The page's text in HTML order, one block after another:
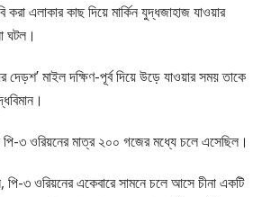
করা এলাকার কাছ দিয়ে মার্কিন যুদ্ধজাহাজ যাওয়ার
ঘটল।
দেড়শ’ মাইল দক্ষিণ-পূর্ব দিয়ে উড়ে যাওয়ার সময় তাকে
পি-৩ ওরিয়নের মাত্র ২০০ গজের মধ্যে চলে এসেছিল।
পি-৩ ওরিয়নের একেবারে সামনে চলে আসে চীনা একটি